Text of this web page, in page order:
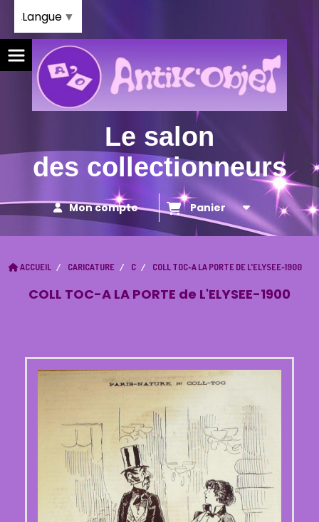
Le salon
des collectionneurs
Mon compte Panier
ACCUEIL CARICATURE C COLL TOC-A LA PORTE DE L'ELYSEE-1900
COLL TOC-A LA PORTE de L'ELYSEE-1900
Langue ▼